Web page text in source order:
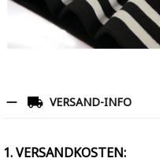
VERSAND-INFO
1. VERSANDKOSTEN: